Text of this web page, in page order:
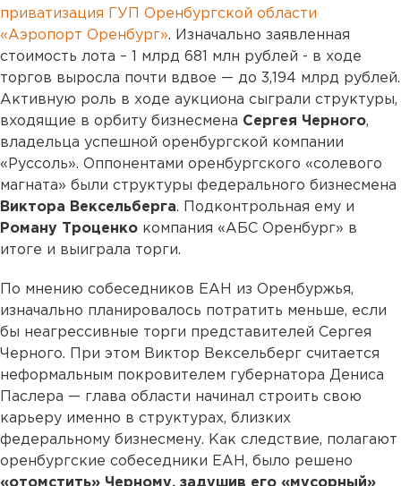
приватизация ГУП Оренбургской области
«Аэропорт Оренбург». Изначально заявленная
стоимость лота – 1 млрд 681 млн рублей - в ходе
торгов выросла почти вдвое — до 3,194 млрд рублей.
Активную роль в ходе аукциона сыграли структуры,
входящие в орбиту бизнесмена Сергея Черного,
владельца успешной оренбургской компании
«Руссоль». Оппонентами оренбургского «солевого
магната» были структуры федерального бизнесмена
Виктора Вексельберга. Подконтрольная ему и
Роману Троценко компания «АБС Оренбург» в
итоге и выиграла торги.
По мнению собеседников ЕАН из Оренбуржья,
изначально планировалось потратить меньше, если
бы неагрессивные торги представителей Сергея
Черного. При этом Виктор Вексельберг считается
неформальным покровителем губернатора Дениса
Паслера — глава области начинал строить свою
карьеру именно в структурах, близких
федеральному бизнесмену. Как следствие, полагают
оренбургские собеседники ЕАН, было решено
«отомстить» Черному, задушив его «мусорный»